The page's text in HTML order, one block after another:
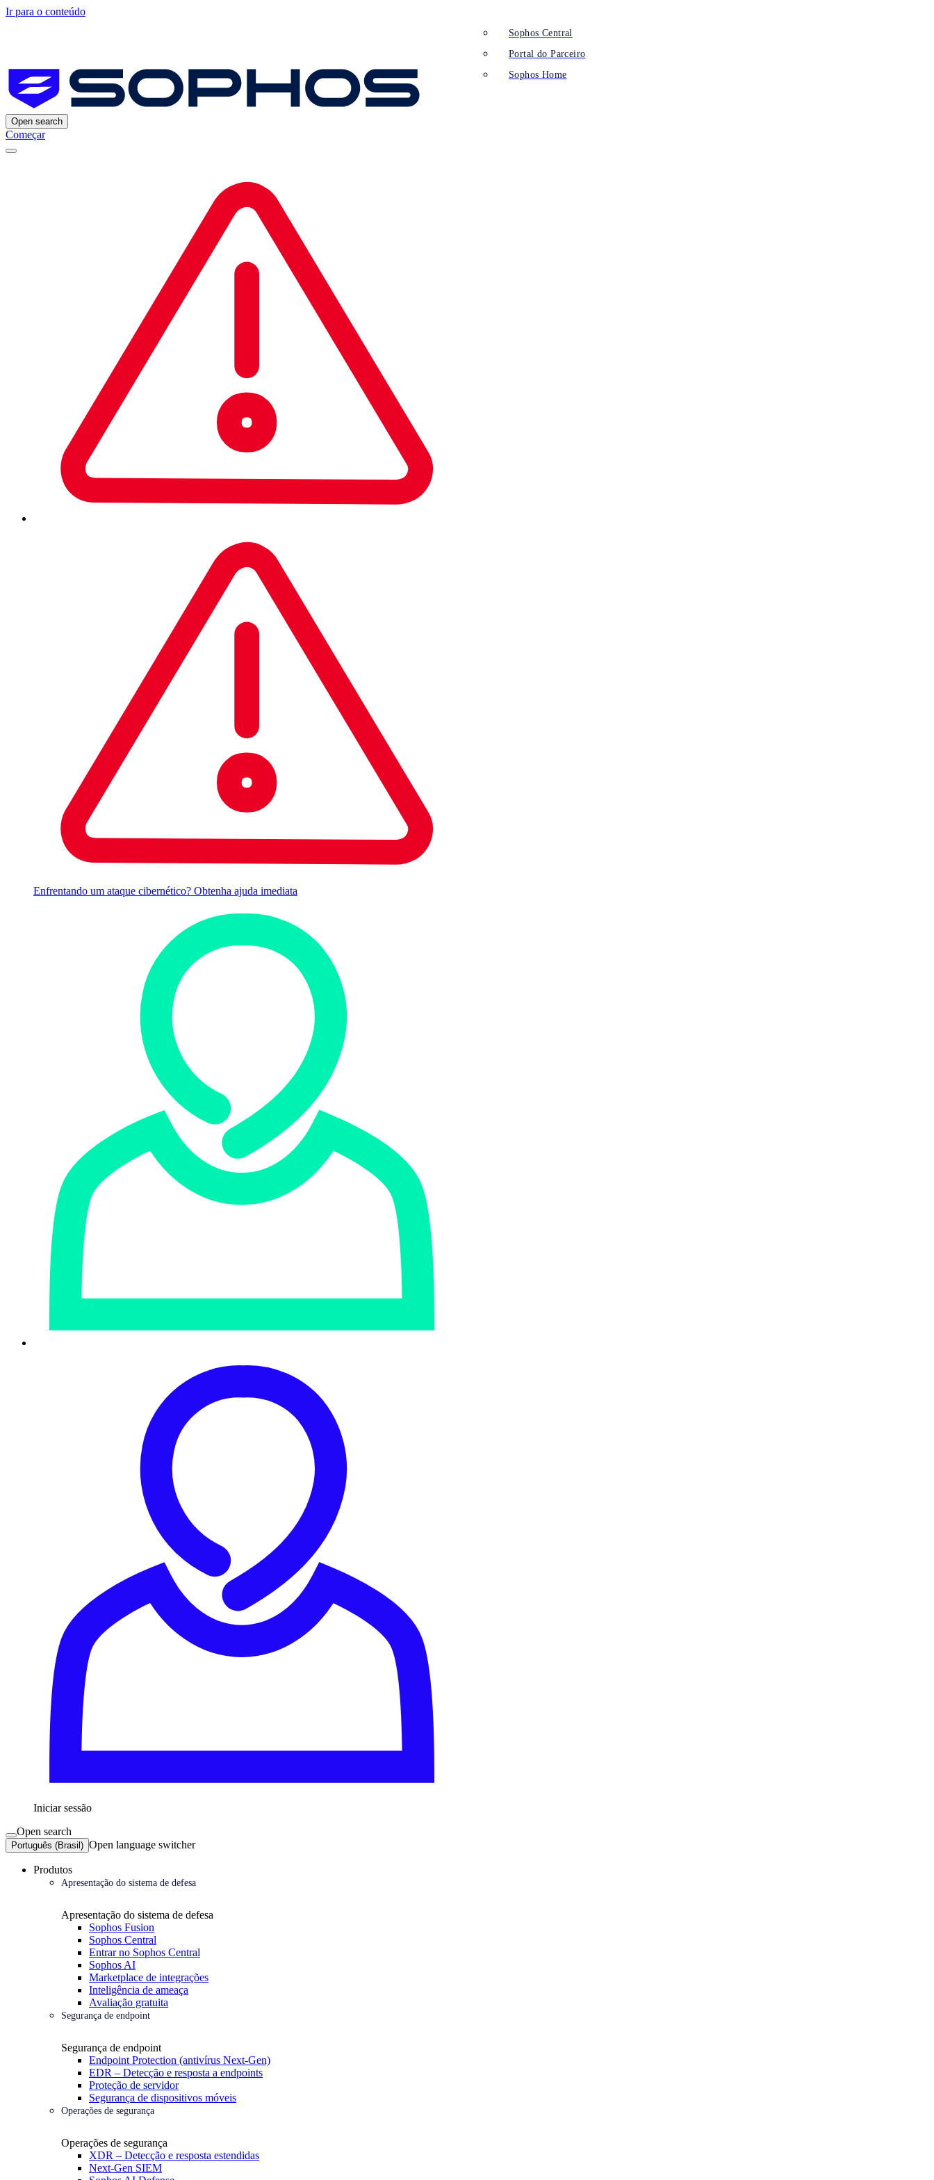
Ir para o conteúdo
Open search
Começar
Enfrentando um ataque cibernético? Obtenha ajuda imediata
Iniciar sessão
Sophos Central
Portal do Parceiro
Sophos Home
Open search
Português (Brasil) Open language switcher
Produtos
Apresentação do sistema de defesa
Apresentação do sistema de defesa
Sophos Fusion
Sophos Central
Entrar no Sophos Central
Sophos AI
Marketplace de integrações
Inteligência de ameaça
Avaliação gratuita
Segurança de endpoint
Segurança de endpoint
Endpoint Protection (antivírus Next-Gen)
EDR – Detecção e resposta a endpoints
Proteção de servidor
Segurança de dispositivos móveis
Operações de segurança
Operações de segurança
XDR – Detecção e resposta estendidas
Next-Gen SIEM